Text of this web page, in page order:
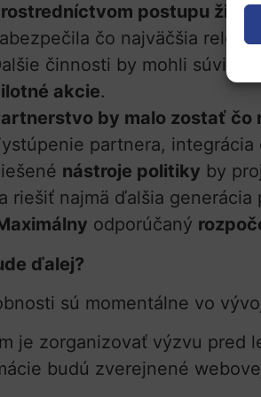
postupu
čo najväčšia
činnosti by mohli súvisieť
akcie.
by malo zostať čo
partnera,
nástroje politiky by
riešiť najmä ďalšia
odporúčaný
ďalej?
sú momentálne vo
je zorganizovať výzvu pred
budú zverejnené